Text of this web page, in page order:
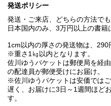
発送ポリシー
発送・ご来店、どちらの方法でも
日本国内のみ、3万円以上の書籍
1cm以内の厚さの発送物は、290
※重さ1㎏以内となります。
佐川ゆうパケットは郵便局を経
の配達員が郵便受けにお届け。
※佐川ゆうパケットは安価では
遅く、お届けに3日～1週間ほど
す。